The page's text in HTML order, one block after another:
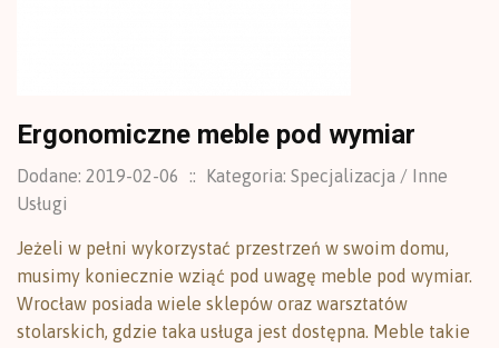
Ergonomiczne meble pod wymiar
Dodane: 2019-02-06 ::
Kategoria: Specjalizacja / Inne
Usługi
Jeżeli w pełni wykorzystać przestrzeń w swoim domu,
musimy koniecznie wziąć pod uwagę meble pod wymiar.
Wrocław posiada wiele sklepów oraz warsztatów
stolarskich, gdzie taka usługa jest dostępna. Meble takie